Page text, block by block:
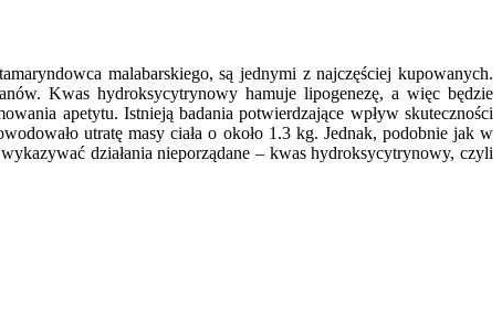
malabarskiego, są jednymi z najczęściej kupowanych.
Kwas hydroksycytrynowy hamuje lipogenezę, a więc będzie
apetytu. Istnieją badania potwierdzające wpływ skuteczności
utratę masy ciała o około 1.3 kg. Jednak, podobnie jak w
działania nieporządane – kwas hydroksycytrynowy, czyli